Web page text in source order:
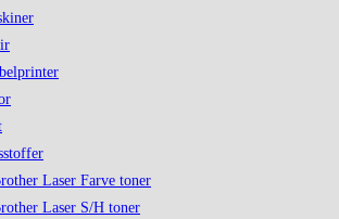
Laser Farve toner
Laser S/H toner